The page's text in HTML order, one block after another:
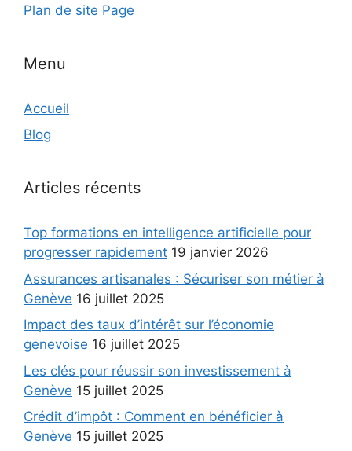
Plan de site Page
Menu
Accueil
Blog
Articles récents
Top formations en intelligence artificielle pour
progresser rapidement 19 janvier 2026
Assurances artisanales : Sécuriser son métier à
Genève 16 juillet 2025
Impact des taux d’intérêt sur l’économie
genevoise 16 juillet 2025
Les clés pour réussir son investissement à
Genève 15 juillet 2025
Crédit d’impôt : Comment en bénéficier à
Genève 15 juillet 2025